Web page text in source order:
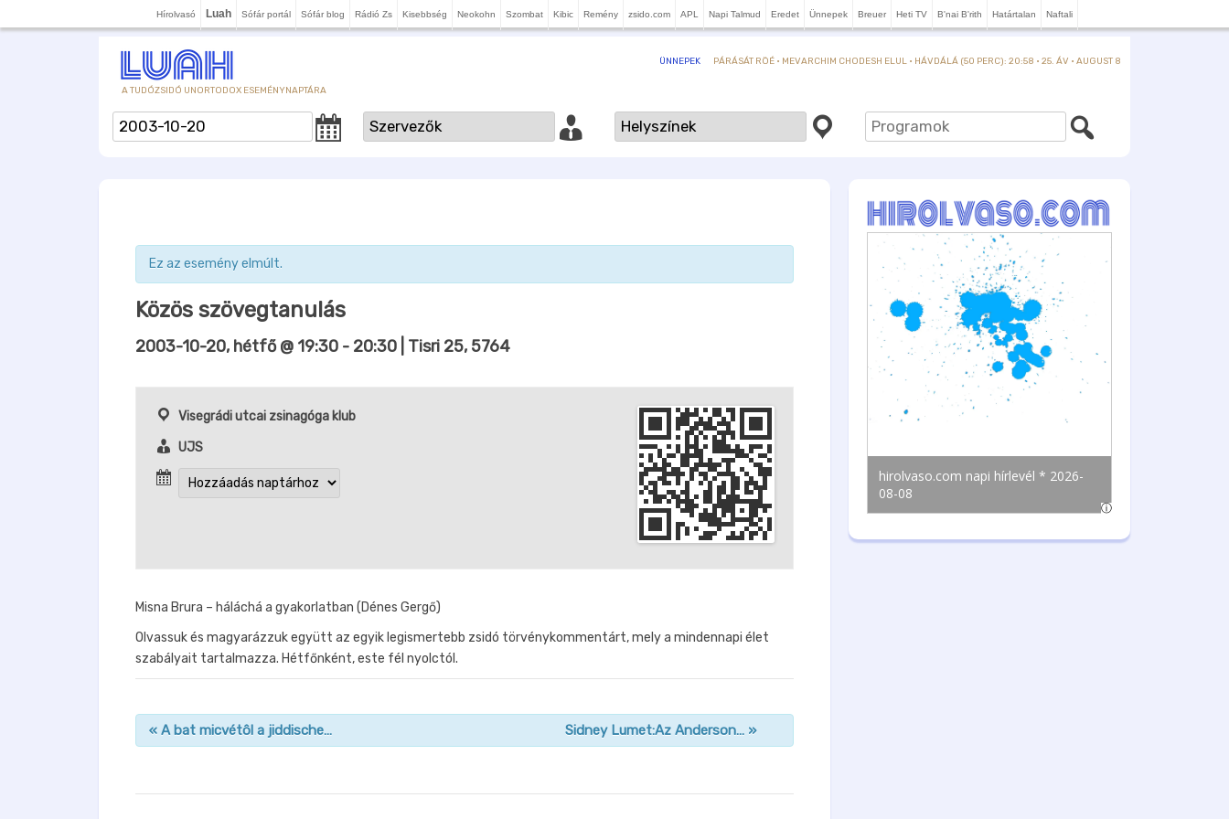
Hírolvasó Luah Sófár portál Sófár blog Rádió Zs Kisebbség Neokohn Szombat Kibic Remény zsido.com APL Napi Talmud Eredet Ünnepek Breuer Heti TV B'nai B'rith Határtalan Naftali
A TUDÓZSIDÓ UNORTODOX ESEMÉNYNAPTÁRA
ÜNNEPEK PÁRÁSÁT RÖÉ · MEVARCHIM CHODESH ELUL · HÁVDÁLÁ (50 PERC): 20:58 · 25. ÁV · AUGUST 8
Ez az esemény elmúlt.
Közös szövegtanulás
2003-10-20, hétfő @ 19:30 - 20:30 | Tisri 25, 5764
Visegrádi utcai zsinagóga klub
UJS
Misna Brura – háláchá a gyakorlatban (Dénes Gergő)
Olvassuk és magyarázzuk együtt az egyik legismertebb zsidó törvénykommentárt, mely a mindennapi élet
szabályait tartalmazza. Hétfőnként, este fél nyolctól.
n
« A bat micvétôl a jiddische… Sidney Lumet:Az Anderson… »